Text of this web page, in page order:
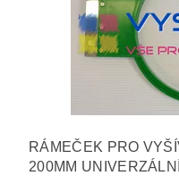
RÁMEČEK PRO
200MM UNIVERZÁLNÍ